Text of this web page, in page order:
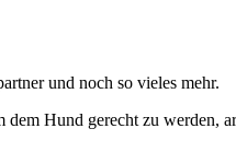
und noch so vieles mehr.
Hund gerecht zu werden,